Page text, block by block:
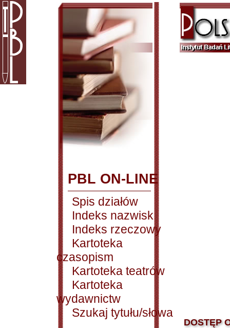
PBL ON-LINE
Spis działów
Indeks nazwisk
Indeks rzeczowy
Kartoteka
czasopism
Kartoteka teatrów
Kartoteka
wydawnictw
Szukaj tytułu/słowa
DOSTĘP